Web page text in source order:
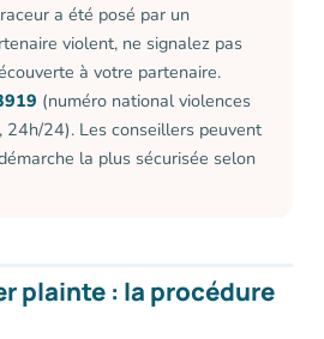
a été posé par un
violent, ne signalez pas
à votre partenaire.
(numéro national violences
24h/24). Les conseillers peuvent
la plus sécurisée selon
plainte : la procédure